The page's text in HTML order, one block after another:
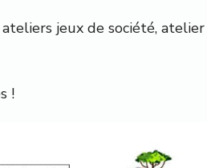
ateliers jeux de société, atelier
!